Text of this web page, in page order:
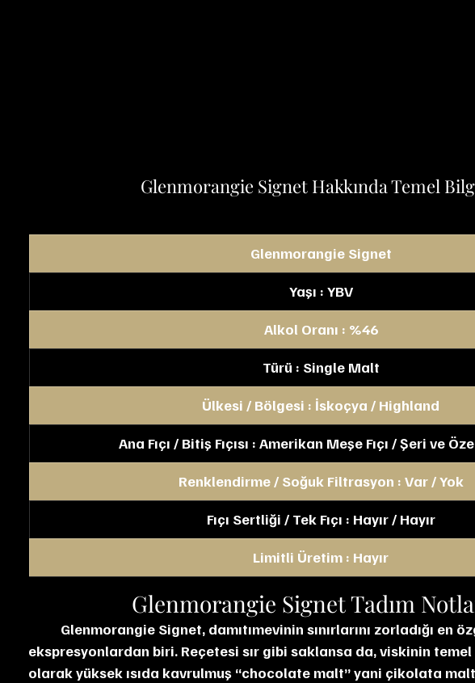
Glenmorangie Signet Hakkında Temel
Glenmorangie Signet
Yaşı : YBV
Alkol Oranı : %46
Türü : Single Malt
Ülkesi / Bölgesi : İskoçya / Highland
Ana Fıçı / Bitiş Fıçısı : Amerikan Meşe Fıçı / Şeri ve
Renklendirme / Soğuk Filtrasyon : Var / Yok
Fıçı Sertliği / Tek Fıçı : Hayır / Hayır
Limitli Üretim : Hayır
Glenmorangie Signet Tadım
ekspresyonlardan biri. Reçetesi sır gibi saklansa da, viskinin
olarak yüksek ısıda kavrulmuş “chocolate malt” yani çikolata